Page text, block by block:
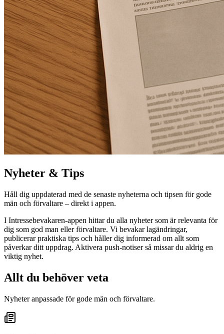
Nyheter & Tips
Håll dig uppdaterad med de senaste nyheterna och tipsen för gode
män och förvaltare – direkt i appen.
I Intressebevakaren-appen hittar du alla nyheter som är relevanta för
dig som god man eller förvaltare. Vi bevakar lagändringar,
publicerar praktiska tips och håller dig informerad om allt som
påverkar ditt uppdrag. Aktivera push-notiser så missar du aldrig en
viktig nyhet.
Allt du behöver veta
Nyheter anpassade för gode män och förvaltare.